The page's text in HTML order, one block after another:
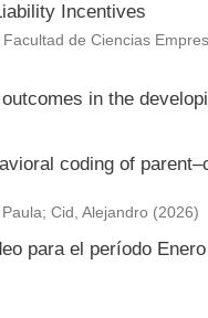
Incentives
de Ciencias
in the
coding of
; Cid, Alejandro (2026)
para el período